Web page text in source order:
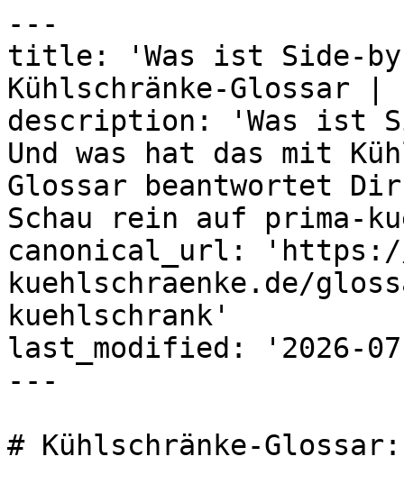
---
title: 'Was ist Side-by-
Kühlschränke-Glossar |
description: 'Was ist
Und was hat das mit
Glossar beantwortet
Schau rein auf prima-
canonical_url: 'https://
kuehlschraenke.de/
kuehlschrank'
last_modified: '2026-
---
# Kühlschränke-